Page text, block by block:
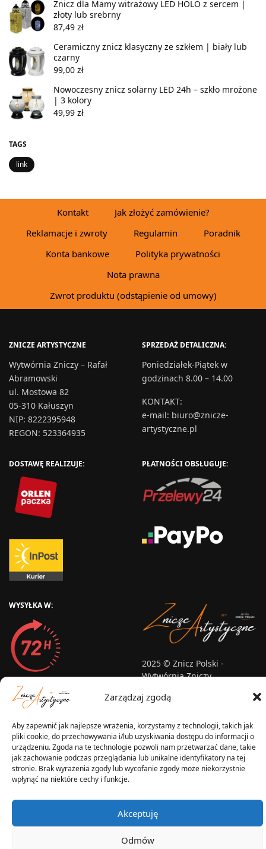
Zarządzaj zgodą
Aby zapewnić jak najlepsze wrażenia, korzystamy z technologii, takich jak
pliki cookie, do przechowywania i/lub uzyskiwania dostępu do informacji o
urządzeniu. Zgoda na te technologie pozwoli nam przetwarzać dane, takie
jak zachowanie podczas przeglądania lub unikalne identyfikatory na tej
stronie. Brak wyrażenia zgody lub wycofanie zgody może niekorzystnie
wpłynąć na niektóre cechy i funkcje.
Akceptuję
Odmów
Znicz dla Mamy witrażowy LED HOLO z sercem |
złoty lub srebrny
87,49 zł
Ceramiczny znicz klasyczny ze szkłem | biały lub
czarny
99,00 zł
Nowoczesny znicz solarny LED 24h – szkło mrożone
| 3 kolory
49,99 zł
TAGS
link
Kontakt
Jak złożyć zamówienie?
Reklamacje i zwroty
Regulamin
Poradnik
Konta bankowe
Polityka prywatności
Nota prawna
Zwrot produktu (odstąpienie od umowy)
ZNICZE ARTYSTYCZNE
Wytwórnia Zniczy – Rafał
Abramowski
ul. Mostowa 82
05-310 Kałuszyn
NIP: 8222395948
REGON: 523364935
SPRZEDAŻ DETALICZNA:
Poniedziałek-Piątek w
godzinach 8.00 – 14.00
KONTAKT:
e-mail: biuro@znicze-
artystyczne.pl
DOSTAWĘ REALIZUJE: PŁATNOŚCI OBSŁUGUJE:
WYSYŁKA W:
2025 © Znicz Polski -
Wytwórnia Zniczy